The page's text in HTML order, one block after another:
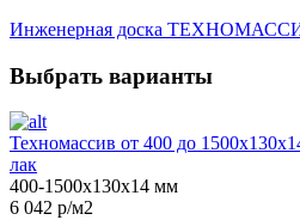
Инженерная доска
Выбрать варианты
Техномассив от 400 до
лак
400-1500х130х14 мм
6 042 р/м2